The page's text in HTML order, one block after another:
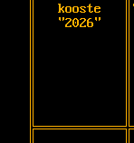
kooste
"2026"